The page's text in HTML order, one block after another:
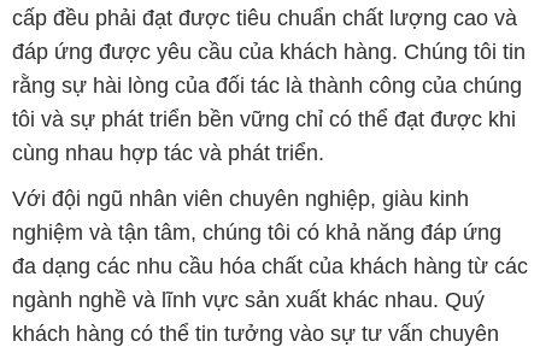
cấp đều phải đạt được tiêu chuẩn chất lượng cao và
đáp ứng được yêu cầu của khách hàng. Chúng tôi tin
rằng sự hài lòng của đối tác là thành công của chúng
tôi và sự phát triển bền vững chỉ có thể đạt được khi
cùng nhau hợp tác và phát triển.
Với đội ngũ nhân viên chuyên nghiệp, giàu kinh
nghiệm và tận tâm, chúng tôi có khả năng đáp ứng
đa dạng các nhu cầu hóa chất của khách hàng từ các
ngành nghề và lĩnh vực sản xuất khác nhau. Quý
khách hàng có thể tin tưởng vào sự tư vấn chuyên